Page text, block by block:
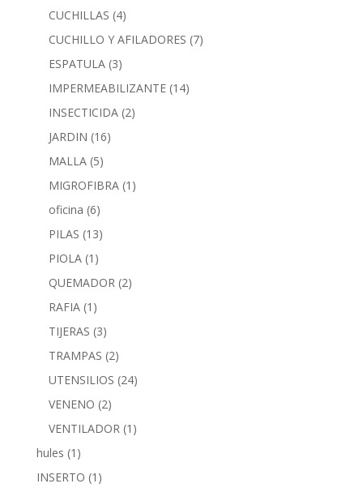
CUCHILLAS (4)
CUCHILLO Y AFILADORES (7)
ESPATULA (3)
IMPERMEABILIZANTE (14)
INSECTICIDA (2)
JARDIN (16)
MALLA (5)
MIGROFIBRA (1)
oficina (6)
PILAS (13)
PIOLA (1)
QUEMADOR (2)
RAFIA (1)
TIJERAS (3)
TRAMPAS (2)
UTENSILIOS (24)
VENENO (2)
VENTILADOR (1)
hules (1)
INSERTO (1)